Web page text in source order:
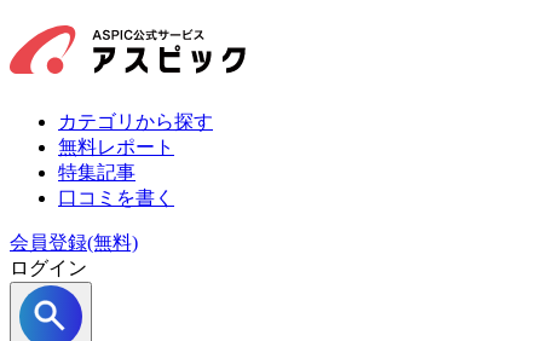
カテゴリから探す
無料レポート
特集記事
口コミを書く
会員登録(無料)
ログイン